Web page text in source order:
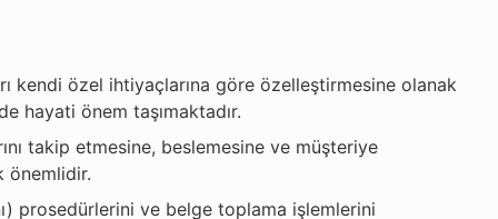
kendi özel ihtiyaçlarına göre özelleştirmesine olanak
hayati önem taşımaktadır.
takip etmesine, beslemesine ve müşteriye
önemlidir.
prosedürlerini ve belge toplama işlemlerini